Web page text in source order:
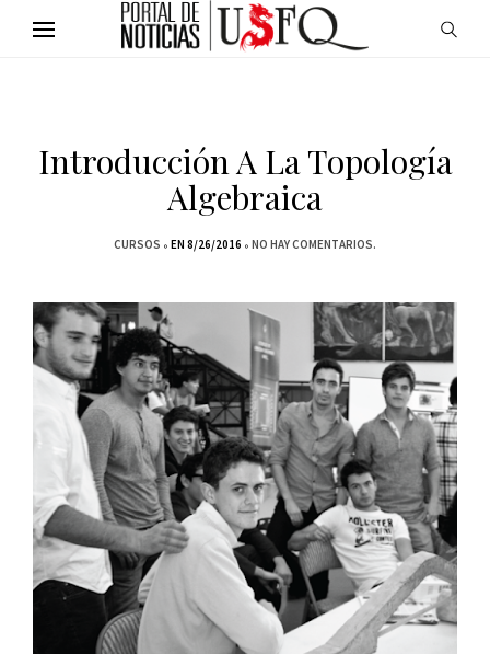
Introducción A La Topología
Algebraica
CURSOS EN 8/26/2016 NO HAY COMENTARIOS.